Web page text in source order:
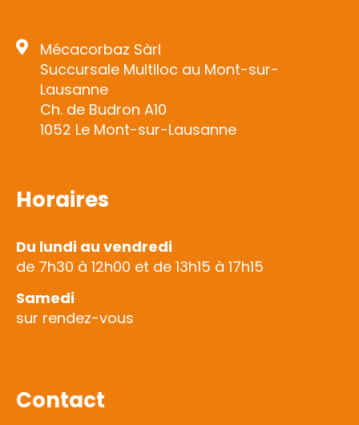
Mécacorbaz Sàrl
Succursale Multiloc au Mont-sur-
Lausanne
Ch. de Budron A10
1052 Le Mont-sur-Lausanne
Horaires
Du lundi au vendredi
de 7h30 à 12h00 et de 13h15 à 17h15
Samedi
sur rendez-vous
Contact